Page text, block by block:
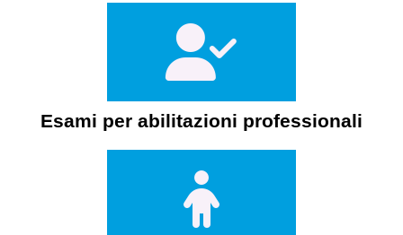
Esami per abilitazioni professionali